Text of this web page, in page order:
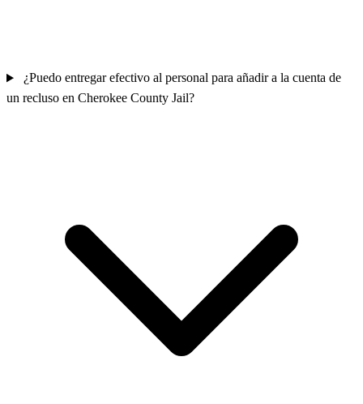
¿Puedo entregar efectivo al personal para añadir a la cuenta de
un recluso en Cherokee County Jail?